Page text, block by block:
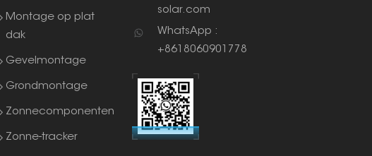
Montage op plat
dak
Gevelmontage
Grondmontage
Zonnecomponenten
Zonne-tracker
solar.com
WhatsApp :
+8618060901778